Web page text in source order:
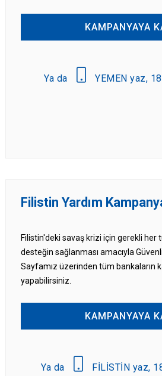
KAMPANYAYA
Ya da YEMEN yaz,
Filistin Yardım
Filistin'deki savaş krizi için gerekli her
desteğin sağlanması amacıyla
Sayfamız üzerinden tüm bankaların
yapabilirsiniz.
KAMPANYAYA
Ya da FİLİSTİN yaz,